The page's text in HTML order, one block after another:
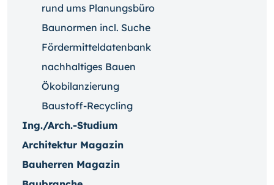
rund ums Planungsbüro
Baunormen incl. Suche
Fördermitteldatenbank
nachhaltiges Bauen
Ökobilanzierung
Baustoff-Recycling
Ing./Arch.-Studium
Architektur Magazin
Bauherren Magazin